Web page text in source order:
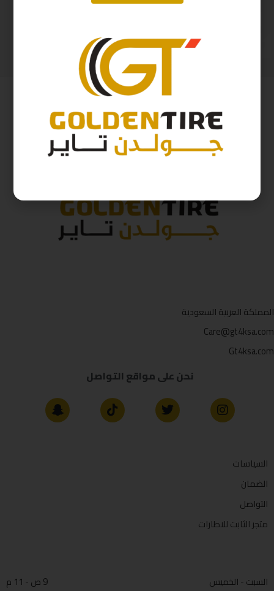
( شامل الضريبة ) 364ر.س 328
المملكة العربية السعودية
Care@gt4ksa.com
Gt4ksa.com
نحن على مواقع التواصل
السياسات
الضمان
التواصل
متجر الثابت للاطارات
السبت - الخميس
9 ص - 11 م